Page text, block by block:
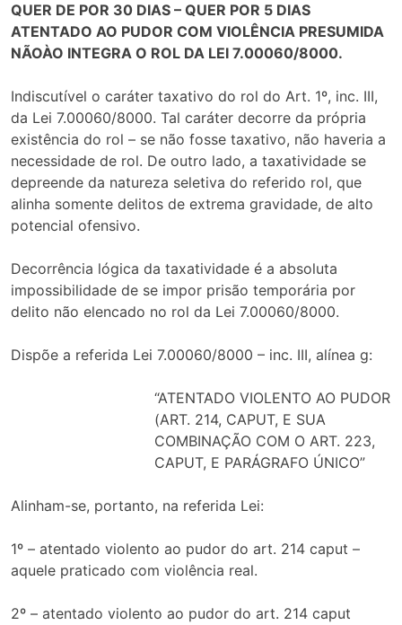
QUER DE POR 30 DIAS – QUER POR 5 DIAS
ATENTADO AO PUDOR COM VIOLÊNCIA PRESUMIDA
NÃOÀO INTEGRA O ROL DA LEI 7.00060/8000.
Indiscutível o caráter taxativo do rol do Art. 1º, inc. III,
da Lei 7.00060/8000. Tal caráter decorre da própria
existência do rol – se não fosse taxativo, não haveria a
necessidade de rol. De outro lado, a taxatividade se
depreende da natureza seletiva do referido rol, que
alinha somente delitos de extrema gravidade, de alto
potencial ofensivo.
Decorrência lógica da taxatividade é a absoluta
impossibilidade de se impor prisão temporária por
delito não elencado no rol da Lei 7.00060/8000.
Dispõe a referida Lei 7.00060/8000 – inc. III, alínea g:
“ATENTADO VIOLENTO AO PUDOR
(ART. 214, CAPUT, E SUA
COMBINAÇÃO COM O ART. 223,
CAPUT, E PARÁGRAFO ÚNICO”
Alinham-se, portanto, na referida Lei:
1º – atentado violento ao pudor do art. 214 caput –
aquele praticado com violência real.
2º – atentado violento ao pudor do art. 214 caput